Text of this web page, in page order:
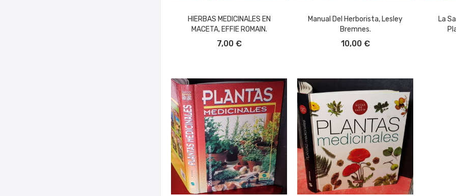
HIERBAS MEDICINALES EN
MACETA, EFFIE ROMAIN.
7,00 €
Manual Del Herborista, Lesley
Bremnes.
10,00 €
La